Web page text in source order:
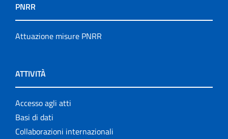
PNRR
Attuazione misure PNRR
ATTIVITÀ
Accesso agli atti
Basi di dati
Collaborazioni internazionali